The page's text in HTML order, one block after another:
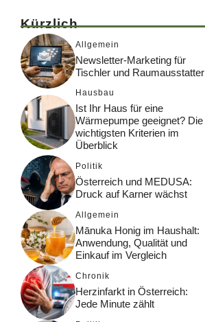
Kürzlich
Allgemein
Newsletter-Marketing für
Tischler und Raumausstatter
Hausbau
Ist Ihr Haus für eine
Wärmepumpe geeignet? Die
wichtigsten Kriterien im
Überblick
Politik
Österreich und MEDUSA:
Druck auf Karner wächst
Allgemein
Mānuka Honig im Haushalt:
Anwendung, Qualität und
Einkauf im Vergleich
Chronik
Herzinfarkt in Österreich:
Jede Minute zählt